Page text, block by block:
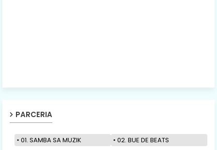
PARCERIA
01. SAMBA SA MUZIK 02. BUE DE BEATS